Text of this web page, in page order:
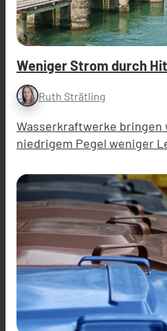
Weniger Strom durch
Ruth Strätling
Wasserkraftwerke bringen
niedrigem Pegel weniger